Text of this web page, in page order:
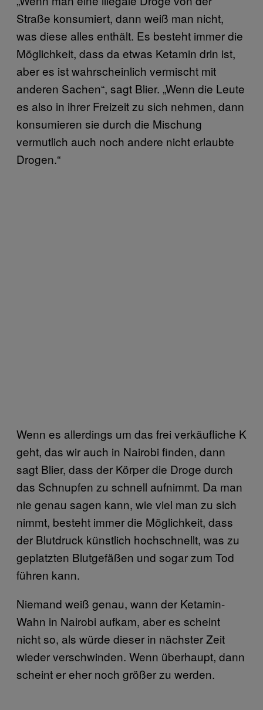
Straße konsumiert, dann weiß man nicht,
was diese alles enthält. Es besteht immer die
Möglichkeit, dass da etwas Ketamin drin ist,
aber es ist wahrscheinlich vermischt mit
anderen Sachen“, sagt Blier. „Wenn die Leute
es also in ihrer Freizeit zu sich nehmen, dann
konsumieren sie durch die Mischung
vermutlich auch noch andere nicht erlaubte
Drogen.“
Wenn es allerdings um das frei verkäufliche K
geht, das wir auch in Nairobi finden, dann
sagt Blier, dass der Körper die Droge durch
das Schnupfen zu schnell aufnimmt. Da man
nie genau sagen kann, wie viel man zu sich
nimmt, besteht immer die Möglichkeit, dass
der Blutdruck künstlich hochschnellt, was zu
geplatzten Blutgefäßen und sogar zum Tod
führen kann.
Niemand weiß genau, wann der Ketamin-
Wahn in Nairobi aufkam, aber es scheint
nicht so, als würde dieser in nächster Zeit
wieder verschwinden. Wenn überhaupt, dann
scheint er eher noch größer zu werden.